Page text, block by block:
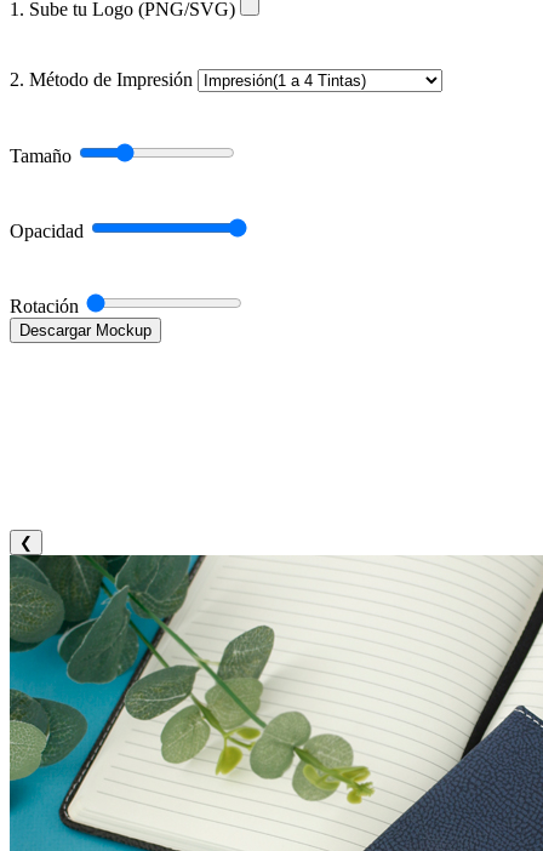
1. Sube tu Logo (PNG/SVG)
2. Método de Impresión
Tamaño
Opacidad
Rotación
Descargar Mockup
❮